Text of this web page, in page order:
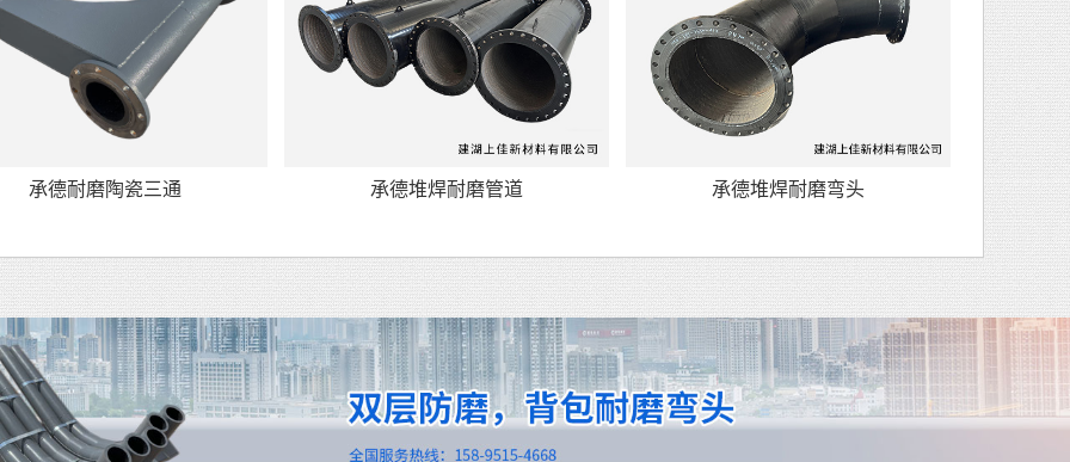
承德耐磨陶瓷三通 承德堆焊耐磨管道 承德堆焊耐磨弯头